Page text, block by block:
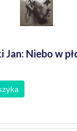
Jan: Niebo w